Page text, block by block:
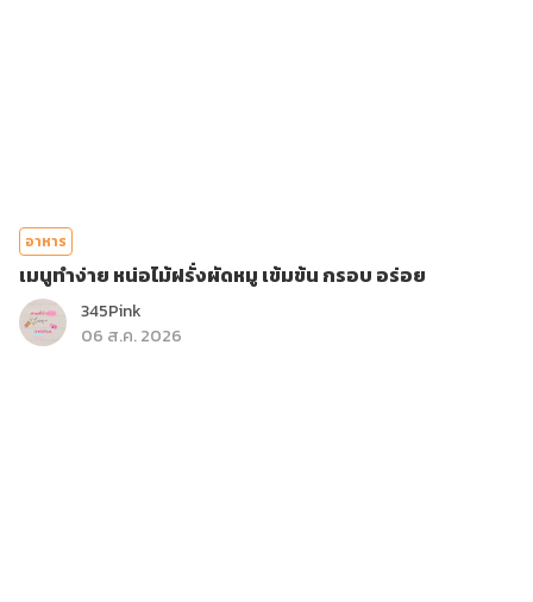
อาหาร
เมนูทำง่าย หน่อไม้ฝรั่งผัดหมู เข้มข้น กรอบ อร่อย
345Pink
06 ส.ค. 2026